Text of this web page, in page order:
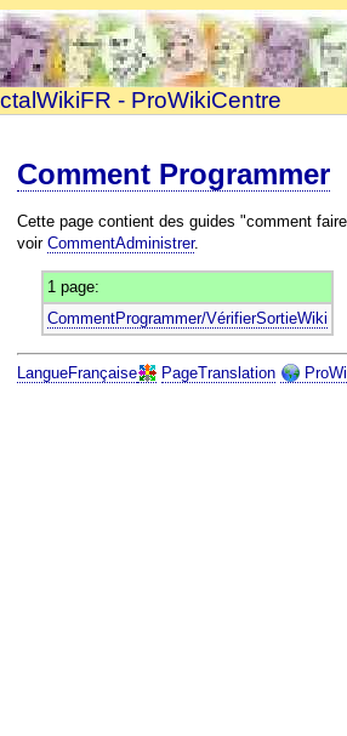
- ProWikiCentre
Comment Programmer
Cette page contient des guides "comment
voirCommentAdministrer.
1 page:
CommentProgrammer/VérifierSortieWiki
LangueFrançaise PageTranslation